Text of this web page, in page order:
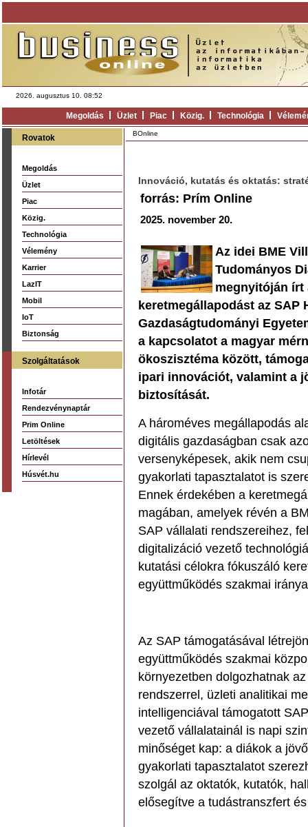
2026. augusztus 10. 08:52
Megoldás Üzlet Piac Közig. Technológia
Rovatok
Megoldás
Üzlet
Piac
Közig.
Technológia
Vélemény
Karrier
LazIT
Mobil
IoT
Biztonság
Szolgáltatások
Infotár
Rendezvénynaptár
Prim Online
Letöltések
Hírlevél
Húsvét.hu
BOnline
Innováció, kutatás és oktatás:
forrás: Prím Online
2025. november 20.
Az idei BME
Tudományos
megnyitóján írt
keretmegállapodást az SAP
Gazdaságtudományi
a kapcsolatot a magyar
ökoszisztéma között,
ipari innovációt, valamint a
biztosítását.
A hároméves megállapodás
digitális gazdaságban csak
versenyképesek, akik nem
gyakorlati tapasztalatot is
Ennek érdekében a
magában, amelyek révén a
SAP vállalati rendszereihez,
digitalizáció vezető
kutatási célokra fókuszáló
együttműködés szakmai
Az SAP támogatásával
együttműködés szakmai
környezetben dolgozhatnak
rendszerrel, üzleti analitikai
intelligenciával támogatott
vezető vállalatainál is napi
minőséget kap: a diákok a
gyakorlati tapasztalatot
szolgál az oktatók, kutatók,
elősegítve a tudástranszfert